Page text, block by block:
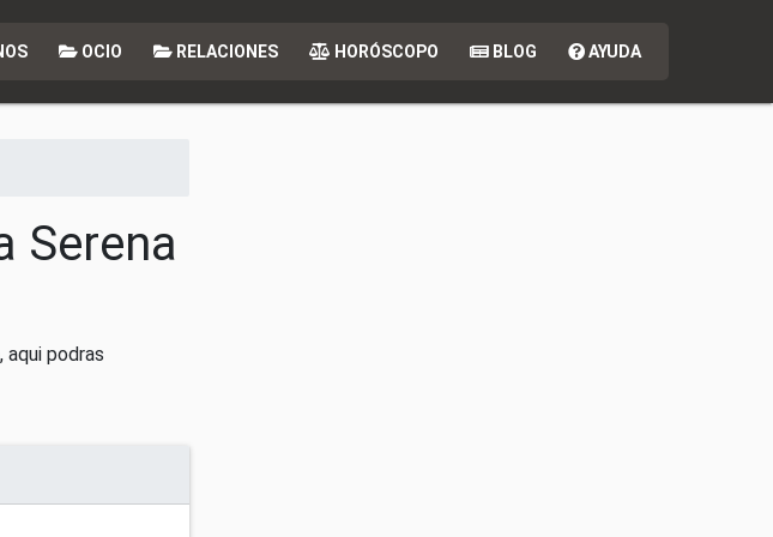
OCIO RELACIONES HORÓSCOPO BLOG AYUDA
Serena
aqui podras